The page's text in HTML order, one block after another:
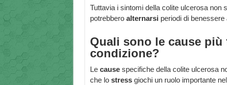
Tuttavia i sintomi della colite ulcerosa non
potrebbero alternarsi periodi di
Quali sono le cause
condizione?
Le causespecifiche della colite ulcerosa
che lo stressgiochi un ruolo importante